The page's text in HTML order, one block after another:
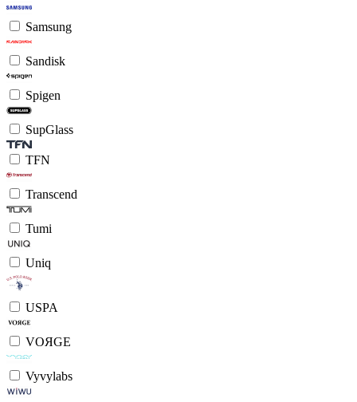
Samsung
Sandisk
Spigen
SupGlass
TFN
Transcend
Tumi
Uniq
USPA
VOЯGE
Vyvylabs